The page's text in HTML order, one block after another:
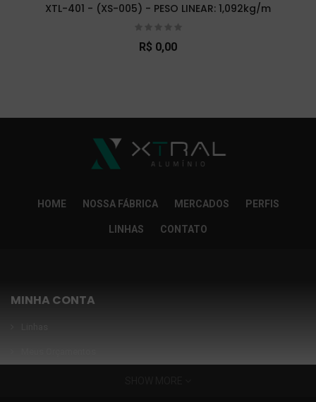
XTL-401 - (XS-005) - PESO LINEAR: 1,092kg/m
R$ 0,00
HOME NOSSA FÁBRICA MERCADOS PERFIS
LINHAS CONTATO
MINHA CONTA